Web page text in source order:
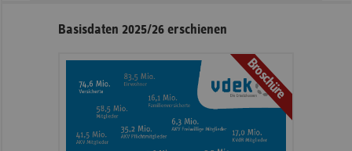
Seitennavigation
Seitenleiste
Informationen
Basisdaten 2025/26 erschienen
Broschüre